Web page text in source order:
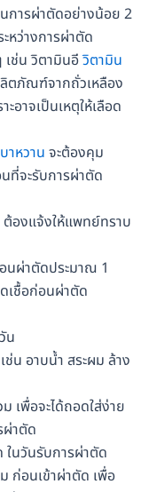
การผ่าตัดอย่างน้อย 2
หว่างการผ่าตัด
เช่น วิตามินอีวิตามิน
ตภัณฑ์จากถั่วเหลือง
อาจเป็นเหตุให้เลือด
าหวาน จะต้องคุม
ที่จะรับการผ่าตัด
ต้องแจ้งให้แพทย์ทราบ
นผ่าตัดประมาณ 1
เชื้อก่อนผ่าตัด
น
น อาบน้ำ สระผม ล้าง
เพื่อจะได้ถอดใส่ง่าย
ผ่าตัด
ในวันรับการผ่าตัด
ก่อนเข้าผ่าตัด เพื่อ